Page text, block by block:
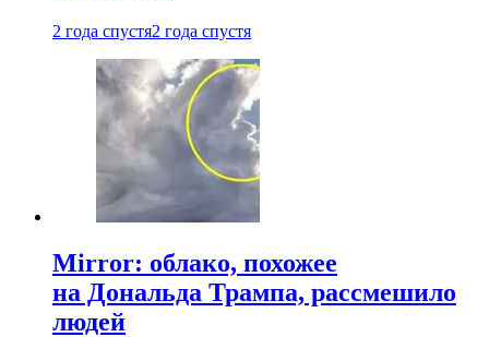
2 года спустя2 года спустя
Mirror: облако, похожее
на Дональда Трампа, рассмешило
людей